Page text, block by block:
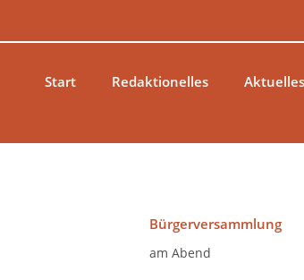
Start
Redaktionelles Aktuelles
Bürgerversammlung
am Abend